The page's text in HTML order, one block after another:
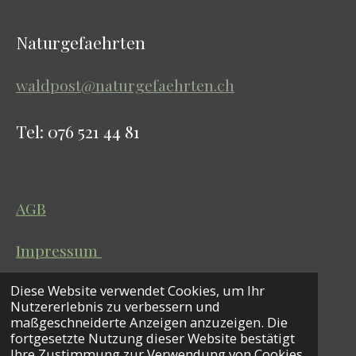
Diese Website verwendet Cookies, um Ihr
Nutzererlebnis zu verbessern und
maßgeschneiderte Anzeigen anzuzeigen. Die
fortgesetzte Nutzung dieser Website bestätigt
t
a
g
r
s
A
u
b
Naturgefaehrten
waldpost@naturgefaehrten.ch
Tel: 076 521 44 81
AGB
Impressum
Datenschutz
© 2026 Naturgefaehrten